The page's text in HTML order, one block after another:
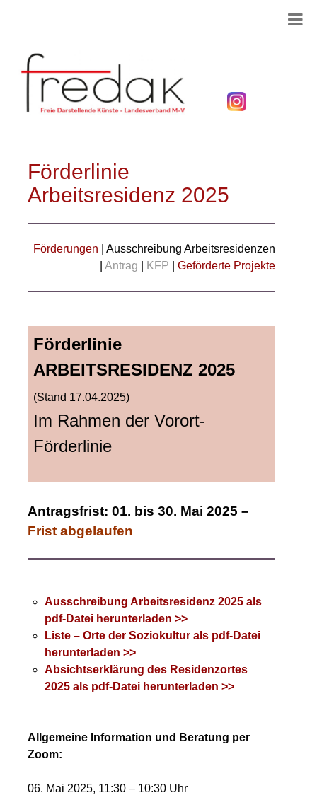
Förderlinie
Arbeitsresidenz 2025
Förderungen | Ausschreibung Arbeitsresidenzen
Antrag KFP Geförderte Projekte
Förderlinie
ARBEITSRESIDENZ 2025
(Stand 17.04.2025)
Im Rahmen der Vorort-
Förderlinie
Antragsfrist: 01. bis 30. Mai 2025 –
Frist abgelaufen
Ausschreibung Arbeitsresidenz 2025 als
pdf-Datei herunterladen >>
Liste – Orte der Soziokultur als pdf-Datei
herunterladen >>
Absichtserklärung des Residenzortes
2025 als pdf-Datei herunterladen >>
Allgemeine Information und Beratung per
Zoom:
06. Mai 2025, 11:30 – 10:30 Uhr